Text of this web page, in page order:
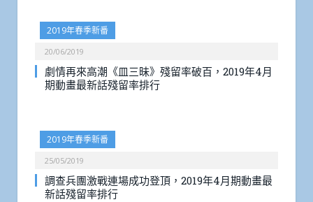
2019年春季新番
20/06/2019
劇情再來高潮《皿三昧》殘留率破百，2019年4月
期動畫最新話殘留率排行
2019年春季新番
25/05/2019
調查兵團激戰連場成功登頂，2019年4月期動畫最
新話殘留率排行